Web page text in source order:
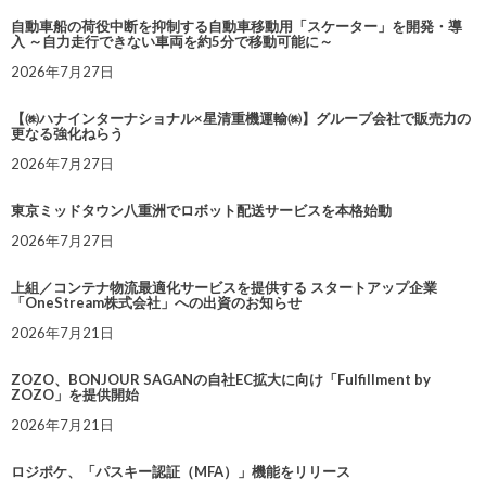
自動車船の荷役中断を抑制する自動車移動用「スケーター」を開発・導
入 ～自力走行できない車両を約5分で移動可能に～
2026年7月27日
【㈱ハナインターナショナル×星清重機運輸㈱】グループ会社で販売力の
更なる強化ねらう
2026年7月27日
東京ミッドタウン八重洲でロボット配送サービスを本格始動
2026年7月27日
上組／コンテナ物流最適化サービスを提供する スタートアップ企業
「OneStream株式会社」への出資のお知らせ
2026年7月21日
ZOZO、BONJOUR SAGANの自社EC拡大に向け「Fulfillment by
ZOZO」を提供開始
2026年7月21日
ロジポケ、「パスキー認証（MFA）」機能をリリース